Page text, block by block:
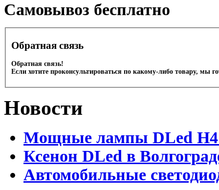
Cамовывоз бесплатно
Обратная связь
Обратная связь!
Если хотите проконсультироваться по какому-либо товару, мы
Новости
Мощные лампы DLed H4
Ксенон DLed в
Автомобильные